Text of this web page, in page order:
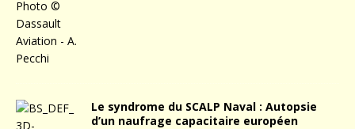
Le syndrome du SCALP Naval : Autopsie
d’un naufrage capacitaire européen